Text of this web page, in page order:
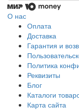
О нас
Оплата
Доставка
Гарантия и
Политика
Реквизиты
Блог
Каталоги
Карта сайта